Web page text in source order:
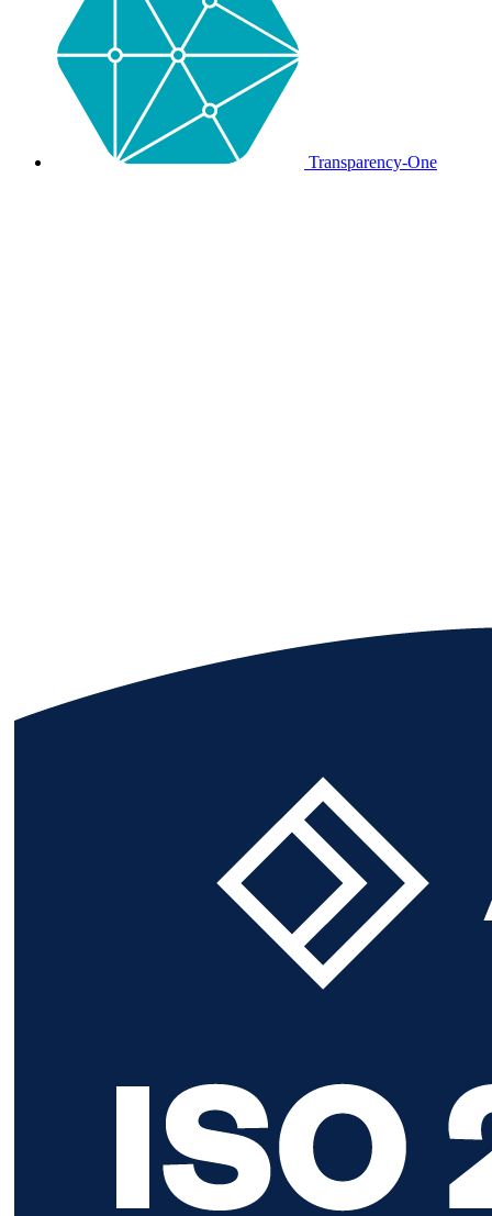
Transparency-One